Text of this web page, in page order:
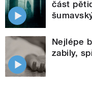
část
Nejlépe
zabily,